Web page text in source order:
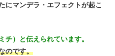
にマンデラ・エフェクトが起こ
チ）と伝えられています。
のです。